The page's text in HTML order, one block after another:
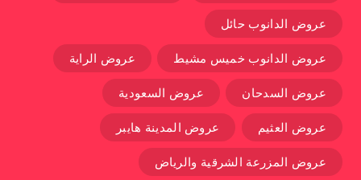
عروض الدانوب حائل
عروض الدانوب خميس مشيط عروض الراية
عروض السدحان عروض السعودية
عروض العثيم عروض المدينة هايبر
عروض المزرعة الشرقية والرياض